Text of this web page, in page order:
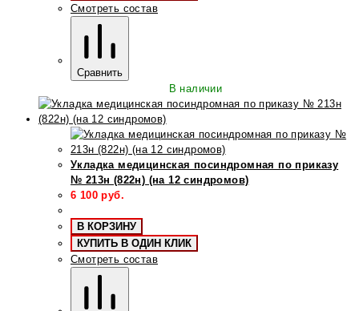
Смотреть состав
Сравнить
В наличии
Укладка медицинская посиндромная по приказу
№ 213н (822н) (на 12 синдромов)
6 100 руб.
В КОРЗИНУ
КУПИТЬ В ОДИН КЛИК
Смотреть состав